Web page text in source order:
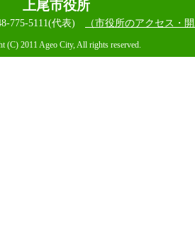
上尾市役所
775-5111(代表) （市役所のアクセス・開
(C) 2011 Ageo City, All rights reserved.